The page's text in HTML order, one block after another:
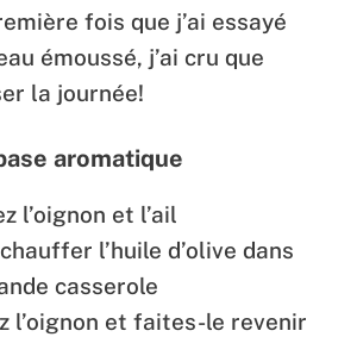
fois que j’ai essayé
émoussé, j’ai cru que
la journée!
aromatique
l’oignon et l’ail
l’huile d’olive dans
casserole
l’oignon et faites-le revenir